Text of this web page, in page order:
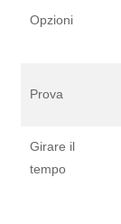
Opzioni
Prova
Girare il
tempo